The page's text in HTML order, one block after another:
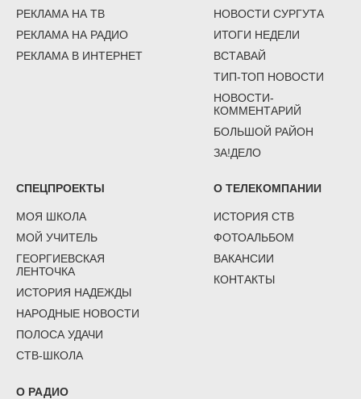
РЕКЛАМА НА ТВ
РЕКЛАМА НА РАДИО
РЕКЛАМА В ИНТЕРНЕТ
НОВОСТИ СУРГУТА
ИТОГИ НЕДЕЛИ
ВСТАВАЙ
ТИП-ТОП НОВОСТИ
НОВОСТИ-
КОММЕНТАРИЙ
БОЛЬШОЙ РАЙОН
ЗА!ДЕЛО
СПЕЦПРОЕКТЫ
МОЯ ШКОЛА
МОЙ УЧИТЕЛЬ
ГЕОРГИЕВСКАЯ
ЛЕНТОЧКА
ИСТОРИЯ НАДЕЖДЫ
НАРОДНЫЕ НОВОСТИ
ПОЛОСА УДАЧИ
СТВ-ШКОЛА
О ТЕЛЕКОМПАНИИ
ИСТОРИЯ СТВ
ФОТОАЛЬБОМ
ВАКАНСИИ
КОНТАКТЫ
О РАДИО